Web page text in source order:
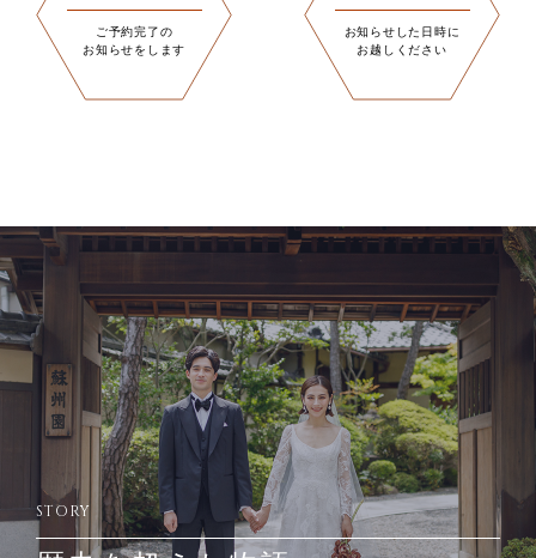
ご予約完了の
お知らせをします
お知らせした日時に
お越しください
STORY